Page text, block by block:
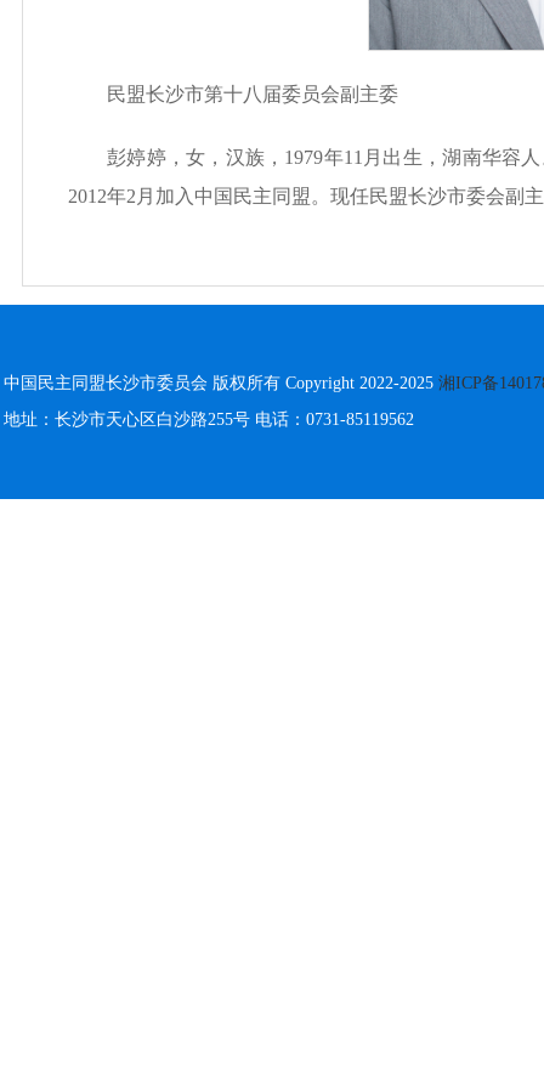
民盟长沙市第十八届委员会副主委
彭婷婷，女，汉族，1979年11月出生，湖南华容
2012年2月加入中国民主同盟。现任民盟长沙市委会副
中国民主同盟长沙市委员会 版权所有 Copyright 2022-2025 湘ICP备
地址：长沙市天心区白沙路255号 电话：0731-85119562